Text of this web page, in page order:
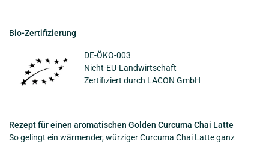
Bio-Zertifizierung
DE-ÖKO-003
Nicht-EU-Landwirtschaft
Zertifiziert durch LACON GmbH
Rezept für einen aromatischen Golden Curcuma Chai Latte
So gelingt ein wärmender, würziger Curcuma Chai Latte ganz